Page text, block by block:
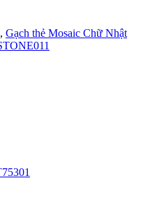
, Gạch thẻ Mosaic Chữ Nhật